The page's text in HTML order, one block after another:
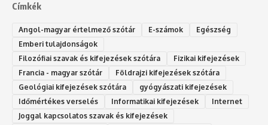
Címkék
Angol-magyar értelmező szótár E-számok
Egészség
Emberi tulajdonságok
Filozófiai szavak és kifejezések szótára
Fizikai kifejezések
Francia - magyar szótár
Földrajzi kifejezések szótára
Geológiai kifejezések szótára
gyógyászati kifejezések
Időmértékes verselés
Informatikai kifejezések
Internet
Joggal kapcsolatos szavak és kifejezések